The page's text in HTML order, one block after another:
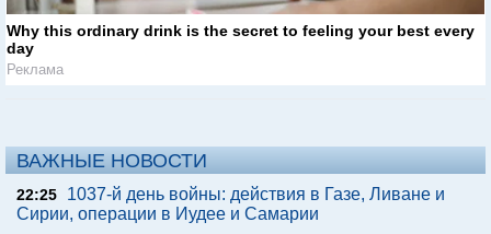
Why this ordinary drink is the secret to feeling your best every
day
Реклама
ВАЖНЫЕ НОВОСТИ
22:25
1037-й день войны: действия в Газе, Ливане и
Сирии, операции в Иудее и Самарии